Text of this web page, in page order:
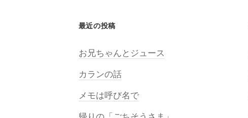
最近の投稿
お兄ちゃんとジュース
カランの話
メモは呼び名で